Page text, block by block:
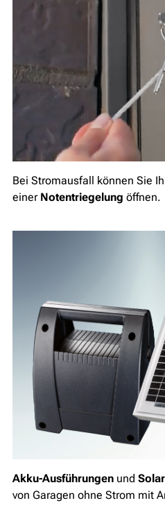
Bei Stromausfall können Sie
einer Notentriegelung öffnen.
Akku-Ausführungen und
von Garagen ohne Strom mit